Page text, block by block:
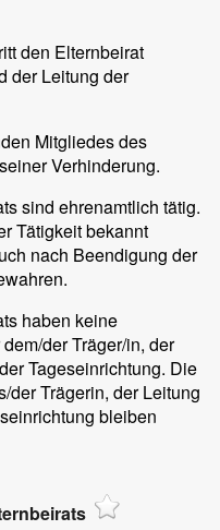
den Elternbeirat
der Leitung der
Mitgliedes des
Verhinderung.
sind ehrenamtlich tätig.
Tätigkeit bekannt
nach Beendigung der
haben keine
der Träger/in, der
Tageseinrichtung. Die
der Trägerin, der Leitung
bleiben